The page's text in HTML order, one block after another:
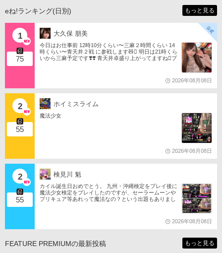
eね!ランキング(日別) もっと見る
1
75
大久保 朋美
今日はお仕事前 12時10分くらい〜三麻２時間くらい 14
時くらい〜青天井２戦 に参戦します🧸󾬏 明日は21時くら
いから三麻予定です❣️❣️ 青天井卓盛り上がってますね󾬌️プ
2026年08月08日
2
55
ホイミスライム
魔法少女
2026年08月08日
2
55
検見川 魁
カイル誕生日おめでとう。 九州・沖縄検定をプレイ後に
魔法少女検定をプレイしたのですが、セーラームーンや
プリキュア等あれって魔法なの？という出題もありまし
2026年08月08日
FEATURE PREMIUMの最新投稿 もっと見る